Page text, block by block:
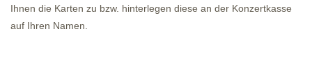
Ihnen die Karten zu bzw. hinterlegen diese an der Konzertkasse
auf Ihren Namen.